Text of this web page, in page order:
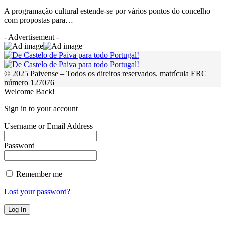
A programação cultural estende-se por vários pontos do concelho
com propostas para…
- Advertisement -
© 2025 Paivense – Todos os direitos reservados. matrícula ERC
número 127076
Welcome Back!
Sign in to your account
Username or Email Address
Password
Remember me
Lost your password?